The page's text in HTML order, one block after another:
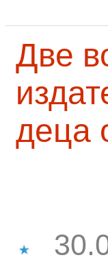
Две
деца